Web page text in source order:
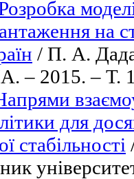
на
/ П. А.
– 2015. – Т.
для
стабільності